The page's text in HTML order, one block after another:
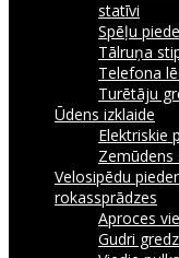
statīvi
Spēļu
Tālruņa
Telefona
Turētāju
Ūdens izklaide
Elektriskie
Velosipēdu
rokassprādzes
Aproces
Gudri